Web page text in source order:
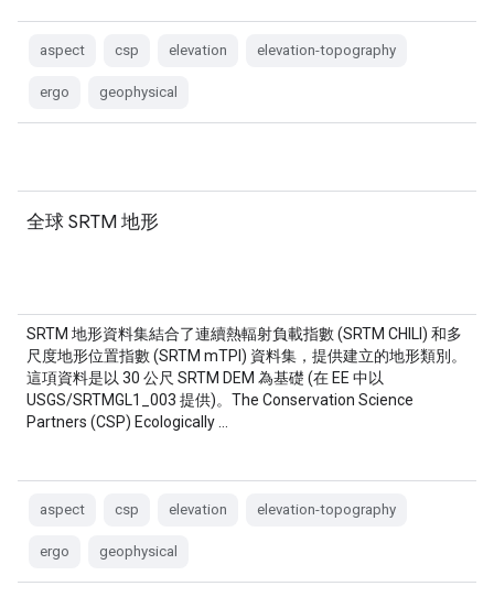
aspect csp elevation elevation-topography
ergo geophysical
全球 SRTM 地形
SRTM 地形資料集結合了連續熱輻射負載指數 (SRTM CHILI) 和多
尺度地形位置指數 (SRTM mTPI) 資料集，提供建立的地形類別。
這項資料是以 30 公尺 SRTM DEM 為基礎 (在 EE 中以
USGS/SRTMGL1_003 提供)。The Conservation Science
Partners (CSP) Ecologically …
aspect csp elevation elevation-topography
ergo geophysical